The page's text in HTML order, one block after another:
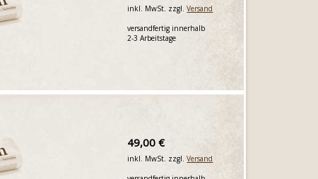
inkl. MwSt. zzgl.Versand
versandfertig innerhalb
2-3 Arbeitstage
49,00 €
inkl. MwSt. zzgl.Versand